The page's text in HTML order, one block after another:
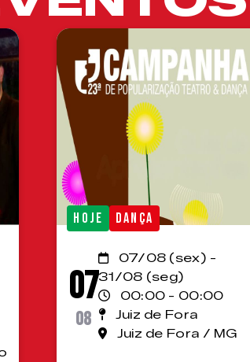
HOJE DANÇA
07
08
07/08 (sex) -
31/08 (seg)
00:00 - 00:00
Juiz de Fora
Juiz de Fora / MG